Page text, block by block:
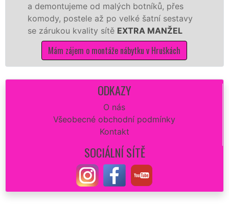
od malých botníků, přes
postele až po velké šatní sestavy
kvality sítěEXTRA MANŽEL
zájem o montáže nábytku v Hruškách
ODKAZY
O nás
Všeobecné obchodní podmínky
Kontakt
SOCIÁLNÍ SÍTĚ